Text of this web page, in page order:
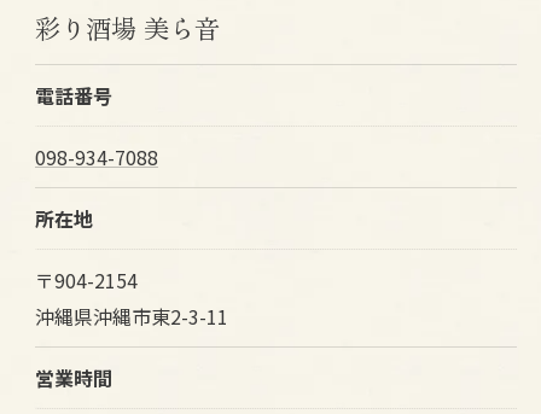
彩り酒場 美ら音
電話番号
098-934-7088
所在地
〒904-2154
沖縄県沖縄市東2-3-11
営業時間